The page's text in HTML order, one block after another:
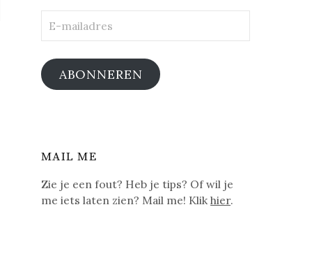
mailadres
ABONNEREN
MAIL ME
Zie je een fout? Heb je tips? Of wil je
me iets laten zien? Mail me! Klikhier.